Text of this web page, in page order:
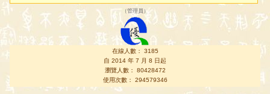
（管理員 ）
在線人數： 3185
自 2014 年 7 月 8 日起
瀏覽人數： 80428472
使用次數： 294579346